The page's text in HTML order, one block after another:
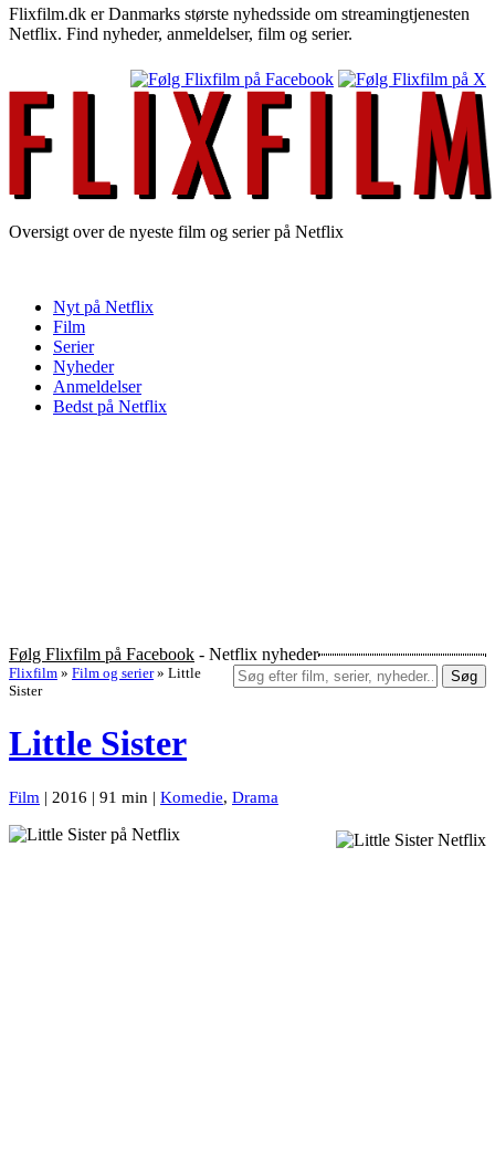
Flixfilm.dk er Danmarks største nyhedsside om streamingtjenesten
Netflix. Find nyheder, anmeldelser, film og serier.
Oversigt over de nyeste film og serier på Netflix
Nyt på Netflix
Film
Serier
Nyheder
Anmeldelser
Bedst på Netflix
Følg Flixfilm på Facebook - Netflix nyheder
Søg
Flixfilm » Film og serier » Little
Sister
Little Sister
Film | 2016 | 91 min | Komedie, Drama